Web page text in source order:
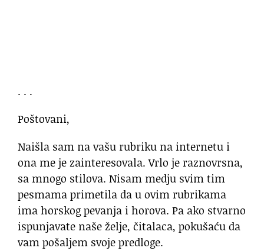
. . .
Poštovani,
Naišla sam na vašu rubriku na internetu i
ona me je zainteresovala. Vrlo je raznovrsna,
sa mnogo stilova. Nisam medju svim tim
pesmama primetila da u ovim rubrikama
ima horskog pevanja i horova. Pa ako stvarno
ispunjavate naše želje, čitalaca, pokušaću da
vam pošaljem svoje predloge.